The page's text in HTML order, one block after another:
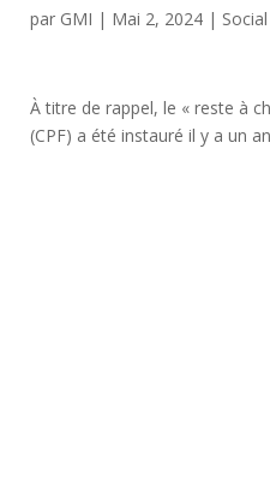
par GMI | Mai 2, 2024 | Social
À titre de rappel, le « reste à
(CPF) a été instauré il y a un